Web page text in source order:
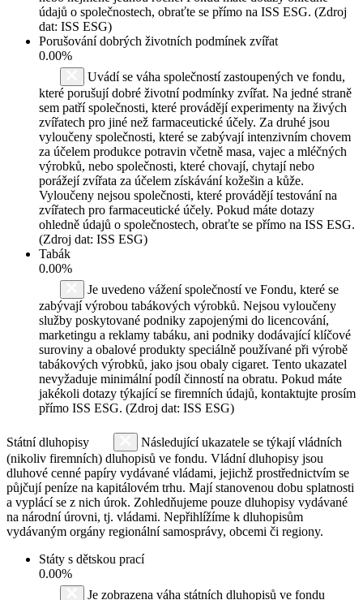
údajů o společnostech, obraťte se přímo na ISS ESG. (Zdroj
dat: ISS ESG)
Porušování dobrých životních podmínek zvířat
0.00%
Uvádí se váha společností zastoupených ve fondu,
které porušují dobré životní podmínky zvířat. Na jedné straně
sem patří společnosti, které provádějí experimenty na živých
zvířatech pro jiné než farmaceutické účely. Za druhé jsou
vyloučeny společnosti, které se zabývají intenzivním chovem
za účelem produkce potravin včetně masa, vajec a mléčných
výrobků, nebo společnosti, které chovají, chytají nebo
porážejí zvířata za účelem získávání kožešin a kůže.
Vyloučeny nejsou společnosti, které provádějí testování na
zvířatech pro farmaceutické účely. Pokud máte dotazy
ohledně údajů o společnostech, obraťte se přímo na ISS ESG.
(Zdroj dat: ISS ESG)
Tabák
0.00%
Je uvedeno vážení společností ve Fondu, které se
zabývají výrobou tabákových výrobků. Nejsou vyloučeny
služby poskytované podniky zapojenými do licencování,
marketingu a reklamy tabáku, ani podniky dodávající klíčové
suroviny a obalové produkty speciálně používané při výrobě
tabákových výrobků, jako jsou obaly cigaret. Tento ukazatel
nevyžaduje minimální podíl činností na obratu. Pokud máte
jakékoli dotazy týkající se firemních údajů, kontaktujte prosím
přímo ISS ESG. (Zdroj dat: ISS ESG)
Státní dluhopisy
Následující ukazatele se týkají vládních
(nikoliv firemních) dluhopisů ve fondu. Vládní dluhopisy jsou
dluhové cenné papíry vydávané vládami, jejichž prostřednictvím se
půjčují peníze na kapitálovém trhu. Mají stanovenou dobu splatnosti
a vyplácí se z nich úrok. Zohledňujeme pouze dluhopisy vydávané
na národní úrovni, tj. vládami. Nepřihlížíme k dluhopisům
vydávaným orgány regionální samosprávy, obcemi či regiony.
Státy s dětskou prací
0.00%
Je zobrazena váha státních dluhopisů ve fondu